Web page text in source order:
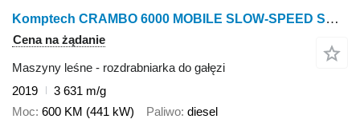
Komptech CRAMBO 6000 MOBILE SLOW-SPEED SHREDDER
Cena na żądanie
Maszyny leśne - rozdrabniarka do gałęzi
2019
3 631 m/g
Moc 600 KM (441 kW) Paliwo diesel